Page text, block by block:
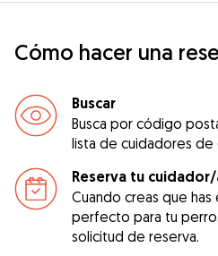
Cómo hacer una
Buscar
Busca por código
lista de cuidadores de
Reserva tu
Cuando creas que
perfecto para tu
solicitud de reserva.